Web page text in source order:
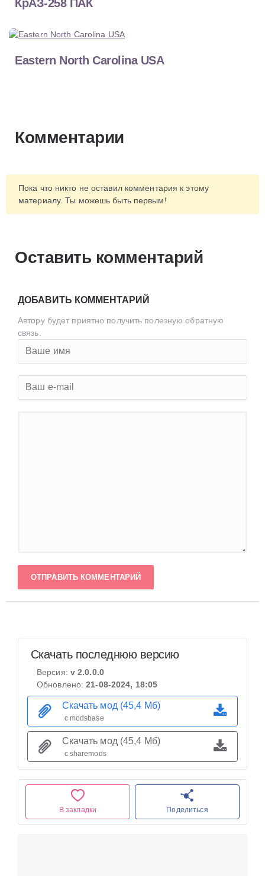
КрАЗ-258 ПАК
Eastern North Carolina USA
Комментарии
Пока что никто не оставил комментария к этому
материалу. Ты можешь быть первым!
Оставить комментарий
ДОБАВИТЬ КОММЕНТАРИЙ
Автору будет приятно получить полезную обратную
связь.
ОТПРАВИТЬ КОММЕНТАРИЙ
В закладки Поделиться
Скачать последнюю версию
Версия: v 2.0.0.0
Обновлено:21-08-2024, 18:05
Скачать мод (45,4 Мб)
с modsbase
Скачать мод (45,4 Мб)
с sharemods